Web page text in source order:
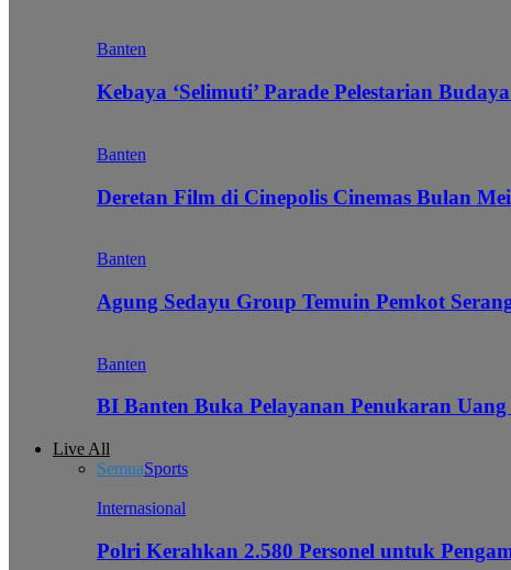
Banten
Kebaya ‘Selimuti’ Parade Pelestarian
Banten
Deretan Film di Cinepolis Cinemas Bulan
Banten
Agung Sedayu Group Temuin Pemkot
Banten
BI Banten Buka Pelayanan Penukaran
Live All
SemuaSports
Internasional
Polri Kerahkan 2.580 Personel untuk